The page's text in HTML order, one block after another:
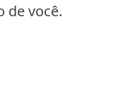
de você.